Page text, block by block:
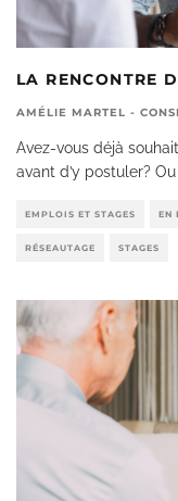
LA RENCONTRE
AMÉLIE MARTEL -
Avez-vous déjà
avant d’y postuler?
EMPLOIS ET STAGES EN
RÉSEAUTAGE STAGES